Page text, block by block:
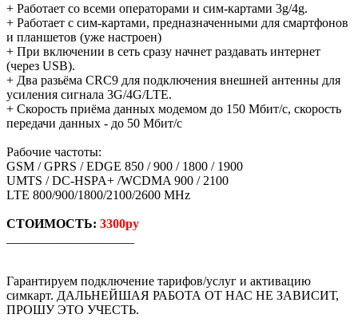
+ Работает со всеми операторами и сим-картами 3g/4g.
+ Работает с сим-картами, предназначенными для смартфонов
и планшетов (уже настроен)
+ При включении в сеть сразу начнет раздавать интернет
(через USB).
+ Два разьёма CRC9 для подключения внешней антенны для
усиления сигнала 3G/4G/LTE.
+ Скорость приёма данных модемом до 150 Мбит/с, скорость
передачи данных - до 50 Мбит/с
Рабочие частоты:
GSM / GPRS / EDGE 850 / 900 / 1800 / 1900
UMTS / DC-HSPA+ /WCDMA 900 / 2100
LTE 800/900/1800/2100/2600 MHz
СТОИМОСТЬ: 3300ру
Гарантируем подключение тарифов/услуг и активацию
симкарт. ДАЛЬНЕЙШАЯ РАБОТА ОТ НАС НЕ ЗАВИСИТ,
ПРОШУ ЭТО УЧЕСТЬ.